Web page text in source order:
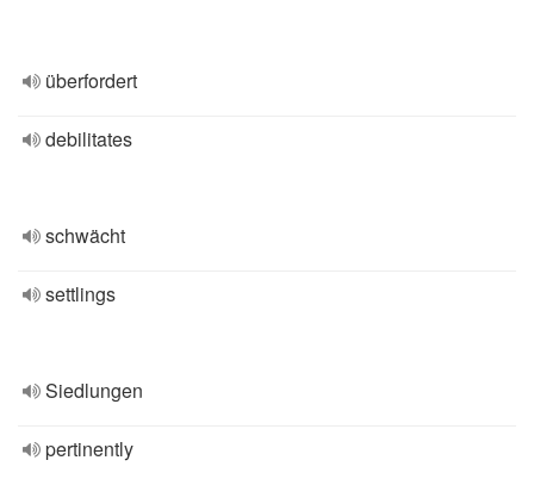
überfordert
debilitates
schwächt
settlings
Siedlungen
pertinently